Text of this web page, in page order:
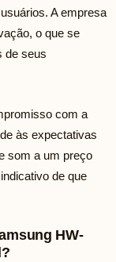
A empresa
o que se
de seus
com a
às expectativas
som a um preço
de que
HW-